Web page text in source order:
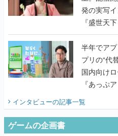
発の実写
『盛世天
うこだわ
半年でアプリ
プリの“代
国内向け
『あっぷ
インタビューの記事一覧
ゲームの企画書